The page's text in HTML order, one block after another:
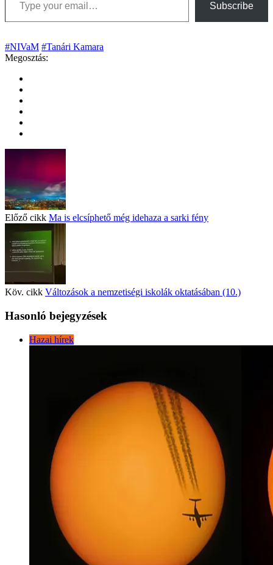
Subscribe
#NIVaM #Tanári Kamara
Megosztás:
Előző cikk Ma is elcsíphető még idehaza a sarki fény
Köv. cikk Változások a nemzetiségi iskolák oktatásában (10.)
Hasonló bejegyzések
Hazai hírek